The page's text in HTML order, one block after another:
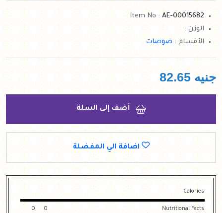
Item No : AE-00015682
الوزن :
الأقسام : صوصات
جنيه 82.65
أضف إلى السلة
اضافة الي المفضلة
Calories
Nutritional Facts
0
0